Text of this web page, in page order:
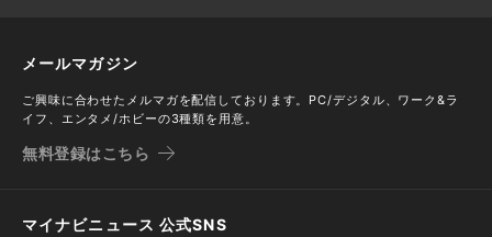
メールマガジン
ご興味に合わせたメルマガを配信しております。PC/デジタル、ワーク&ラ
イフ、エンタメ/ホビーの3種類を用意。
無料登録はこちら
マイナビニュース 公式SNS